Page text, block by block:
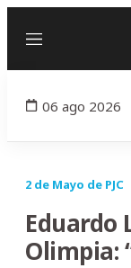
Menú
06 ago 2026
2 de Mayo de PJC
Eduardo
Olimpia: